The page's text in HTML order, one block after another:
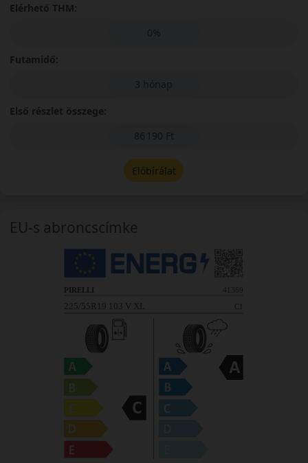
Elérhető THM:
0%
Futamidő:
3 hónap
Első részlet összege:
86 190 Ft
Előbírálat
EU-s abroncscímke